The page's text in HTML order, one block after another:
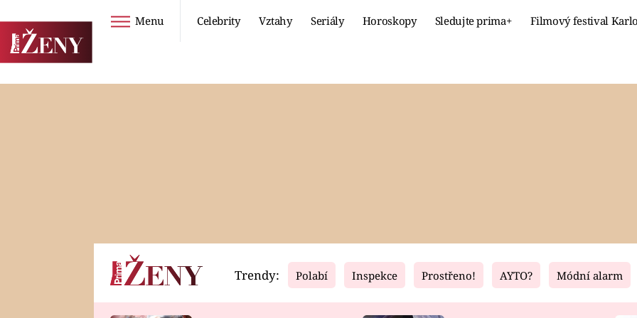
Menu Celebrity Vztahy Seriály Horoskopy Sledujte prima+ Filmový festival
Horoskopy Video Fresh Living
Trendy: Polabí Inspekce Prostřeno! AYTO? Módní alarm